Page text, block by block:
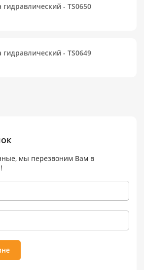
гидравлический - TS0650
гидравлический - TS0649
мы перезвоним Вам в